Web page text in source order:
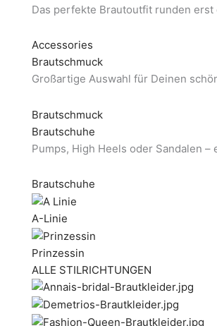
Das perfekte Brautoutfit runden
Accessories
Brautschmuck
Großartige Auswahl für Deinen
Brautschmuck
Brautschuhe
Pumps, High Heels oder Sandalen –
Brautschuhe
A-Linie
Prinzessin
ALLE STILRICHTUNGEN